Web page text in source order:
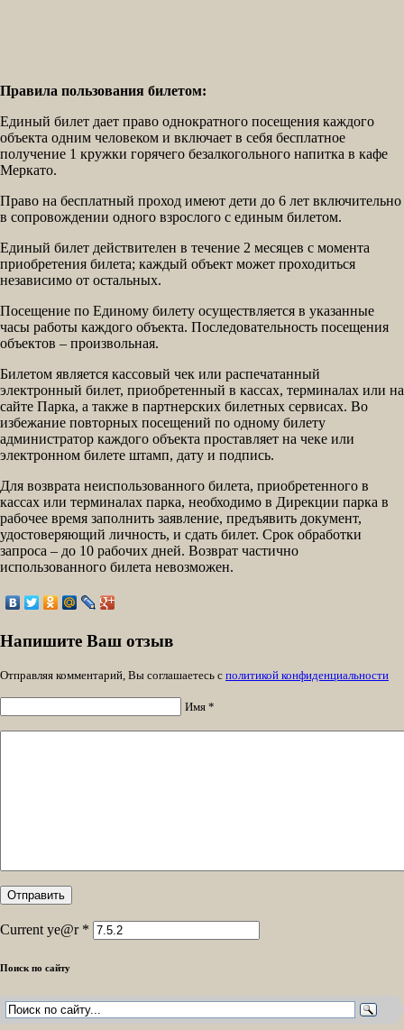
Правила пользования билетом:
Единый билет дает право однократного посещения каждого
объекта одним человеком и включает в себя бесплатное
получение 1 кружки горячего безалкогольного напитка в кафе
Меркато.
Право на бесплатный проход имеют дети до 6 лет включительно
в сопровождении одного взрослого с единым билетом.
Единый билет действителен в течение 2 месяцев с момента
приобретения билета; каждый объект может проходиться
независимо от остальных.
Посещение по Единому билету осуществляется в указанные
часы работы каждого объекта. Последовательность посещения
объектов – произвольная.
Билетом является кассовый чек или распечатанный
электронный билет, приобретенный в кассах, терминалах или на
сайте Парка, а также в партнерских билетных сервисах. Во
избежание повторных посещений по одному билету
администратор каждого объекта проставляет на чеке или
электронном билете штамп, дату и подпись.
Для возврата неиспользованного билета, приобретенного в
кассах или терминалах парка, необходимо в Дирекции парка в
рабочее время заполнить заявление, предъявить документ,
удостоверяющий личность, и сдать билет. Срок обработки
запроса – до 10 рабочих дней. Возврат частично
использованного билета невозможен.
Напишите Ваш отзыв
Отправляя комментарий, Вы соглашаетесь с политикой конфиденциальности
Имя *
Current ye@r *
Поиск по сайту